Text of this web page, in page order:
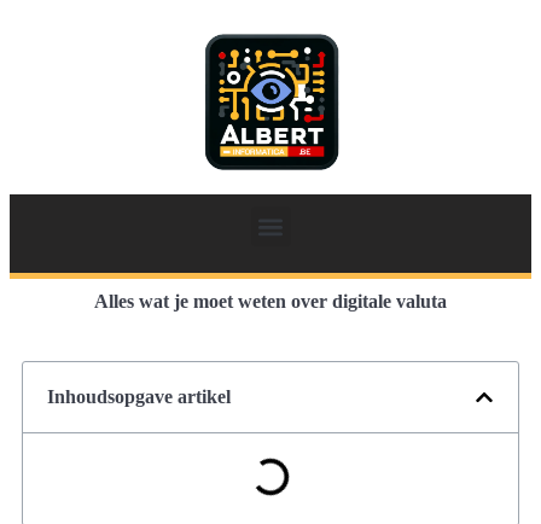
Alles wat je moet weten over digitale valuta
Inhoudsopgave artikel